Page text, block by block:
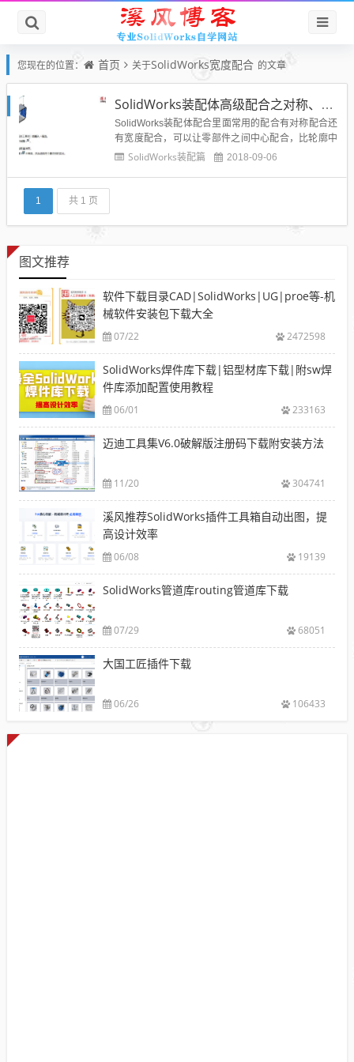
您现在的位置： 首页 关于SolidWorks宽度配合 的文章
SolidWorks装配体高级配合之对称、宽度
SolidWorks装配体配合里面常用的配合有对称配合还
有宽度配合，可以让零部件之间中心配合，比轮廓中
心配合用的更加广泛，大家一定要掌握，下面就详细
SolidWorks装配篇 2018-09-06
1 共 1 页
图文推荐
软件下载目录CAD|SolidWorks|UG|proe等-机
械软件安装包下载大全
07/22 2472598
SolidWorks焊件库下载|铝型材库下载|附sw焊
件库添加配置使用教程
06/01 233163
迈迪工具集V6.0破解版注册码下载附安装方法
11/20 304741
溪风推荐SolidWorks插件工具箱自动出图，提
高设计效率
06/08 19139
SolidWorks管道库routing管道库下载
07/29 68051
大国工匠插件下载
06/26 106433